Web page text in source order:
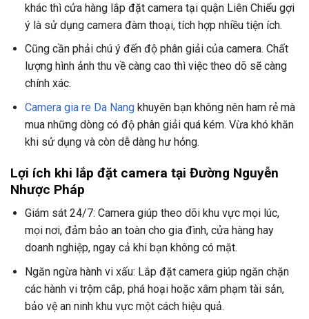
khác thì cửa hàng lắp đặt camera tại quận Liên Chiểu gợi
ý là sử dụng camera đàm thoại, tích hợp nhiều tiện ích.
Cũng cần phải chú ý đến độ phân giải của camera. Chất
lượng hình ảnh thu về càng cao thì việc theo dõ sẽ càng
chính xác.
Camera gia re Da Nangkhuyên bạn không nên ham rẻ mà
mua những dòng có độ phân giải quá kém. Vừa khó khăn
khi sử dụng và còn dễ dàng hư hỏng.
Lợi ích khi lắp đặt camera tại Đường Nguyễn
Nhược Pháp
Giám sát 24/7: Camera giúp theo dõi khu vực mọi lúc,
mọi nơi, đảm bảo an toàn cho gia đình, cửa hàng hay
doanh nghiệp, ngay cả khi bạn không có mặt.
Ngăn ngừa hành vi xấu: Lắp đặt camera giúp ngăn chặn
các hành vi trộm cắp, phá hoại hoặc xâm phạm tài sản,
bảo vệ an ninh khu vực một cách hiệu quả.